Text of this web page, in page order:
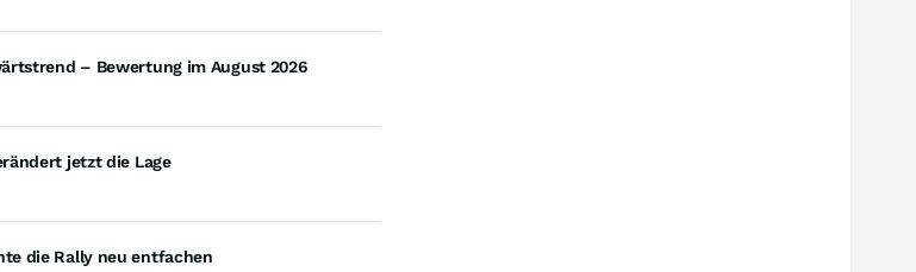
– Bewertung im August 2026
jetzt die Lage
die Rally neu entfachen